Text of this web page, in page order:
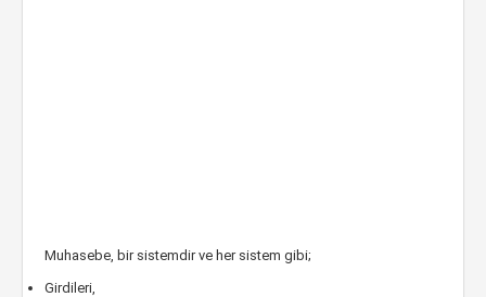
Muhasebe, bir sistemdir ve her sistem gibi;
Girdileri,